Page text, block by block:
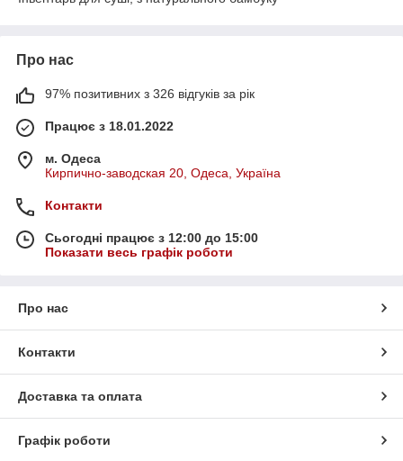
Про нас
97% позитивних з 326 відгуків за рік
Працює з 18.01.2022
м. Одеса
Кирпично-заводская 20, Одеса, Україна
Контакти
Сьогодні працює з 12:00 до 15:00
Показати весь графік роботи
Про нас
Контакти
Доставка та оплата
Графік роботи